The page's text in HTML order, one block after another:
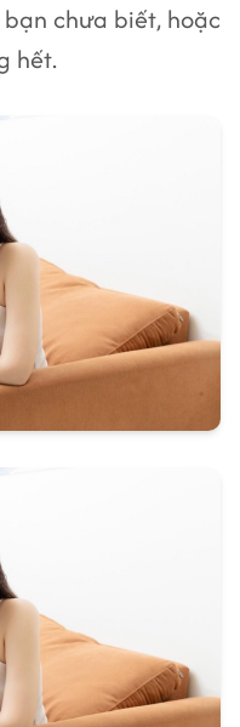
chưa biết, hoặc
hết.